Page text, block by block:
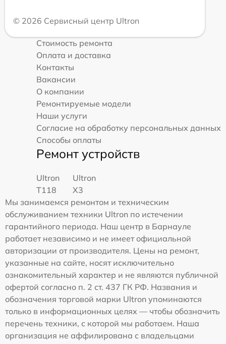
© 2026 Сервисный центр Ultron
Стоимость ремонта
Оплата и доставка
Контакты
Вакансии
О компании
Ремонтируемые модели
Наши услуги
Согласие на обработку персональных данных
Способы оплаты
Ремонт устройств
Ultron
T118
Ultron
X3
Мы занимаемся ремонтом и техническим
обслуживанием техники Ultron по истечении
гарантийного периода. Наш центр в Барнауле
работает независимо и не имеет официальной
авторизации от производителя. Цены на ремонт,
указанные на сайте, носят исключительно
ознакомительный характер и не являются публичной
офертой согласно п. 2 ст. 437 ГК РФ. Названия и
обозначения торговой марки Ultron упоминаются
только в информационных целях — чтобы обозначить
перечень техники, с которой мы работаем. Наша
организация не аффилирована с владельцами